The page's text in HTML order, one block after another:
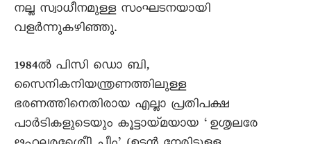
നല്ല സ്വാധീനമുള്ള സംഘടനയായി
വളര്‍ന്നുകഴിഞ്ഞു.
1984ല്‍ പിസി ഡൊ ബി,
സൈനികനിയന്ത്രണത്തിലുള്ള
ഭരണത്തിനെതിരായ എല്ലാ പ്രതിപക്ഷ
പാര്‍ടികളുടെയും കൂട്ടായ്മയായ ‘ഉശൃലരേ